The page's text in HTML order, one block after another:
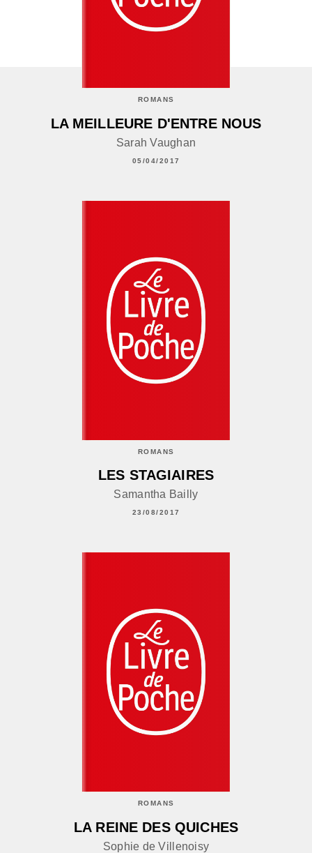
ROMANS
LA MEILLEURE D'ENTRE NOUS
Sarah Vaughan
05/04/2017
ROMANS
LES STAGIAIRES
Samantha Bailly
23/08/2017
ROMANS
LA REINE DES QUICHES
Sophie de Villenoisy